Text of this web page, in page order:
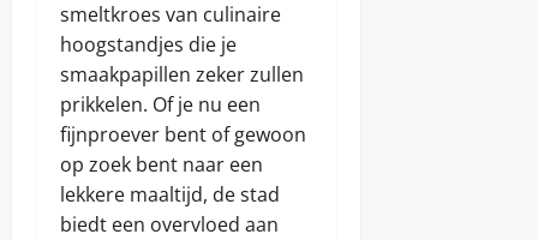
smeltkroes van culinaire
hoogstandjes die je
smaakpapillen zeker zullen
prikkelen. Of je nu een
fijnproever bent of gewoon
op zoek bent naar een
lekkere maaltijd, de stad
biedt een overvloed aan